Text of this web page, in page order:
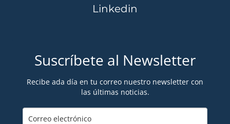
Linkedin
Suscríbete al Newsletter
Recibe ada día en tu correo nuestro newsletter con
las últimas noticias.